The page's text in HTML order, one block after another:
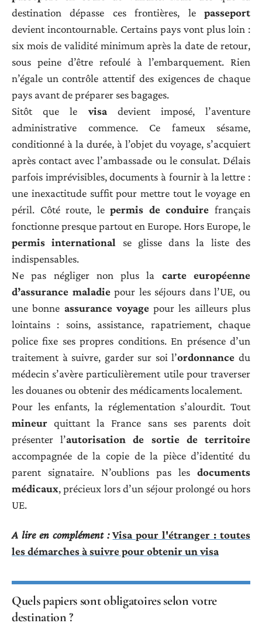
destination dépasse ces frontières, le passeport
devient incontournable. Certains pays vont plus loin :
six mois de validité minimum après la date de retour,
sous peine d’être refoulé à l’embarquement. Rien
n’égale un contrôle attentif des exigences de chaque
pays avant de préparer ses bagages.
Sitôt que le visadevient imposé, l’aventure
administrative commence. Ce fameux sésame,
conditionné à la durée, à l’objet du voyage, s’acquiert
après contact avec l’ambassade ou le consulat. Délais
parfois imprévisibles, documents à fournir à la lettre :
une inexactitude suffit pour mettre tout le voyage en
péril. Côté route, lepermis de conduire français
fonctionne presque partout en Europe. Hors Europe, le
permis international se glisse dans la liste des
indispensables.
Ne pas négliger non plus la carte européenne
d’assurance maladiepour les séjours dans l’UE, ou
une bonne assurance voyagepour les ailleurs plus
lointains : soins, assistance, rapatriement, chaque
police fixe ses propres conditions. En présence d’un
traitement à suivre, garder sur soi l’ordonnance du
médecin s’avère particulièrement utile pour traverser
les douanes ou obtenir des médicaments localement.
Pour les enfants, la réglementation s’alourdit. Tout
mineur quittant la France sans ses parents doit
présenter l’autorisation de sortie de territoire
accompagnée de la copie de la pièce d’identité du
parent signataire. N’oublions pas les documents
médicaux, précieux lors d’un séjour prolongé ou hors
UE.
A lire en complément : Visa pour l'étranger : toutes
les démarches à suivre pour obtenir un visa
Quels papiers sont obligatoires selon votre
destination ?